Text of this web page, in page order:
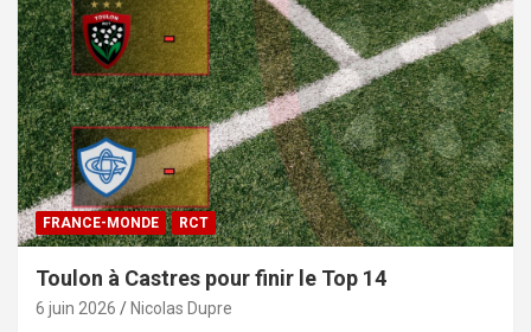
FRANCE-MONDE RCT
Toulon à Castres pour finir le Top 14
6 juin 2026 Nicolas Dupre